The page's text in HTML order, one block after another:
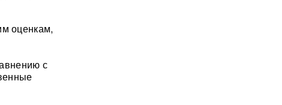
оценкам,
с